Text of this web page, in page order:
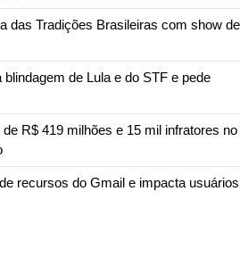
das Tradições Brasileiras com show de
de Lula e do STF e pede
R$ 419 milhões e 15 mil infratores no
recursos do Gmail e impacta usuários